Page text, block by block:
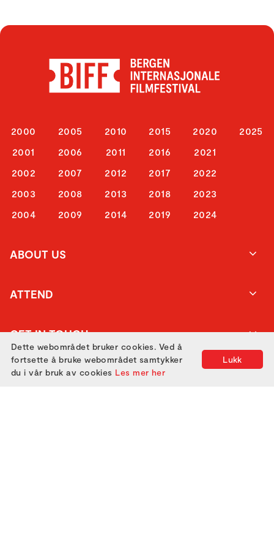
2000
2001
2002
2003
2004
2005
2006
2007
2008
2009
2010
2011
2012
2013
2014
2015
2016
2017
2018
2019
2020
2021
2022
2023
2024
2025
ABOUT US
ATTEND
GET IN TOUCH
Lukk
Dette webområdet bruker cookies. Ved å
fortsette å bruke webområdet samtykker
du i vår bruk av cookies Les mer her